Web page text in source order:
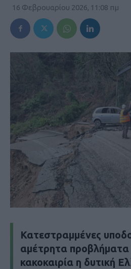
16 Φεβρουαρίου 2026, 11:08 πμ
Κατεστραμμένες
αμέτρητα
κακοκαιρία η δυτική